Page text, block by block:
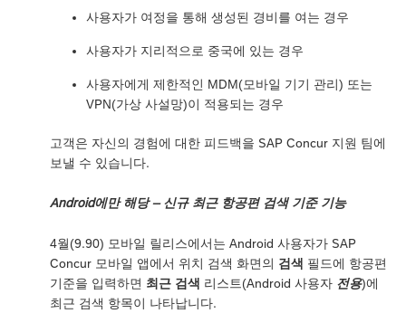
사용자가 여정을 통해 생성된 경비를 여는 경우
사용자가 지리적으로 중국에 있는 경우
사용자에게 제한적인 MDM(모바일 기기 관리) 또는
VPN(가상 사설망)이 적용되는 경우
고객은 자신의 경험에 대한 피드백을 SAP Concur 지원 팀에
보낼 수 있습니다.
Android에만 해당 – 신규 최근 항공편 검색 기준 기능
4월(9.90) 모바일 릴리스에서는 Android 사용자가 SAP
Concur 모바일 앱에서 위치 검색 화면의 검색 필드에 항공편
기준을 입력하면 최근 검색 리스트(Android 사용자 전용)에
최근 검색 항목이 나타납니다.